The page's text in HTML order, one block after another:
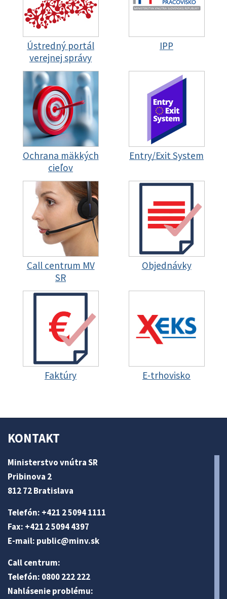
Ústredný portál
verejnej správy
IPP
Ochrana mäkkých
cieľov
Entry/Exit System
Call centrum MV
SR
Objednávky
Faktúry E-trhovisko
KONTAKT
Ministerstvo vnútra SR
Pribinova 2
812 72 Bratislava
Telefón: +421 2 5094 1111
Fax: +421 2 5094 4397
E-mail: public@minv.sk
Call centrum:
Telefón: 0800 222 222
Nahlásenie problému: